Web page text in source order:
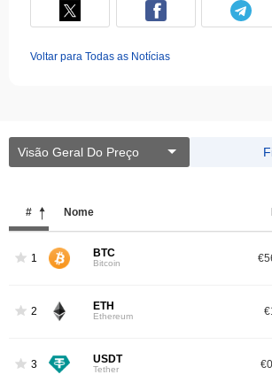
Voltar para Todas as Notícias
Visão Geral Do Preço
# Nome
1 BTC
Bitcoin
2 ETH
Ethereum
3 USDT
Tether